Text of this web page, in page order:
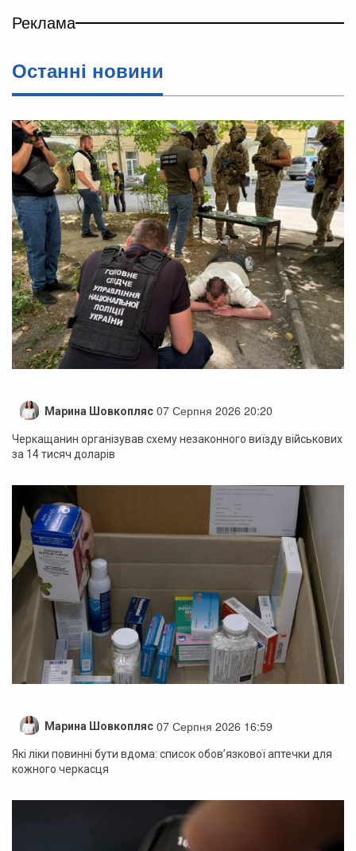
Реклама
Останні новини
Марина Шовкопляс 07 Серпня 2026 20:20
Черкащанин організував схему незаконного виїзду військових
за 14 тисяч доларів
Марина Шовкопляс 07 Серпня 2026 16:59
Які ліки повинні бути вдома: список обов’язкової аптечки для
кожного черкасця